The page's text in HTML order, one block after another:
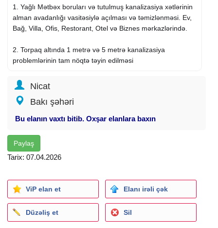
1. Yağlı Mətbəx boruları və tutulmuş kanalizasiya xətlərinin
alman avadanlığı vasitəsiylə açılması və təmizlənməsi. Ev,
Bağ, Villa, Ofis, Restorant, Otel və Biznes mərkazlərində.
2. Torpaq altında 1 metrə və 5 metrə kanalizasiya
problemlərinin tam nöqtə təyin edilməsi
3. Camera ilə görüntüləmə şəkil və video qeydə alınması
4. Yeraltı gizli quyuların tapılması
5. Kanalizasiya borularında klonun olub olmamağının
diaqnostikası
6. Santexnika xidmətləri
7.Su sızmaTəyini və Təmiri. Həm Səs siqnalı həmdə
görüntü kamerası ilə 100% Dəqiqliklə təyin edilir
8. Kombi Təmiri
Nicat
Bakı şəhəri
Bu elanın vaxtı bitib. Oxşar elanlara baxın
Paylaş
Tarix: 07.04.2026
ViP elan et Elanı irəli çək
Düzəliş et Sil